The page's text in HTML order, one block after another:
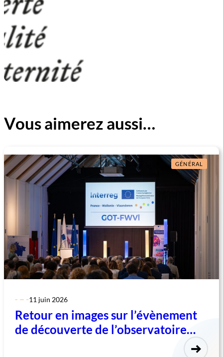
Vous aimerez aussi…
GÉNÉRAL
11 juin 2026
Retour en images sur l’évènement
de découverte de l’observatoire
transfrontalier France-Wallonie-